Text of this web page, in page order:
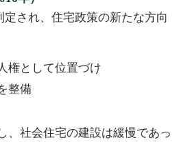
され、住宅政策の新たな方向
権として位置づけ
整備
、社会住宅の建設は緩慢であっ